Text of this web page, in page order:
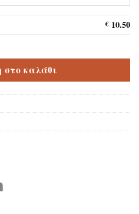
€10.50
στο καλάθι